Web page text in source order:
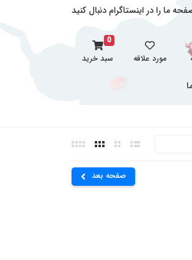
ما را در اینستاگرام دنبال کنید
مورد علاقه
0
سبد خرید
صفحه بعد